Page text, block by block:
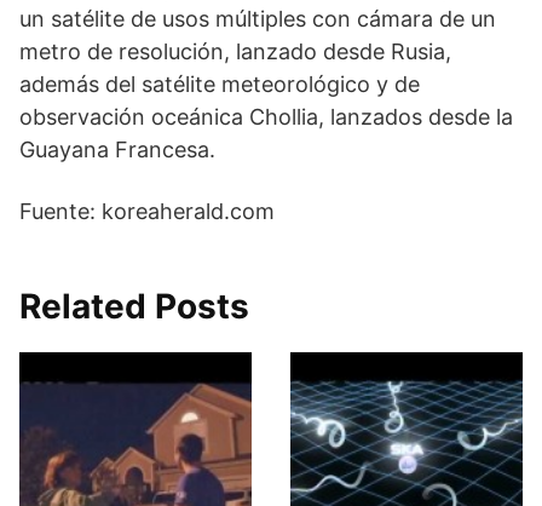
un satélite de usos múltiples con cámara de un
metro de resolución, lanzado desde Rusia,
además del satélite meteorológico y de
observación oceánica Chollia, lanzados desde la
Guayana Francesa.
Fuente: koreaherald.com
Related Posts